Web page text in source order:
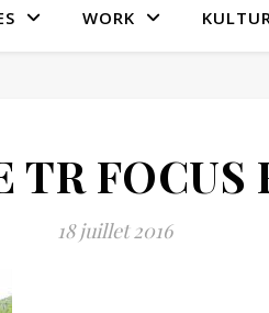
WORK
TR FOCUS
18 juillet 2016